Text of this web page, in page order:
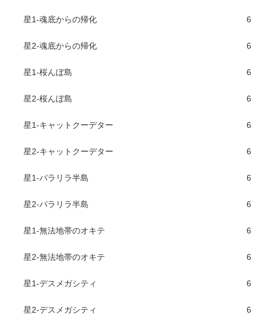
星1-魂底からの帰化 6
星2-魂底からの帰化 6
星1-桜んぼ島 6
星2-桜んぼ島 6
星1-キャットクーデター 6
星2-キャットクーデター 6
星1-パラリラ半島 6
星2-パラリラ半島 6
星1-無法地帯のオキテ 6
星2-無法地帯のオキテ 6
星1-デスメガシティ 6
星2-デスメガシティ 6